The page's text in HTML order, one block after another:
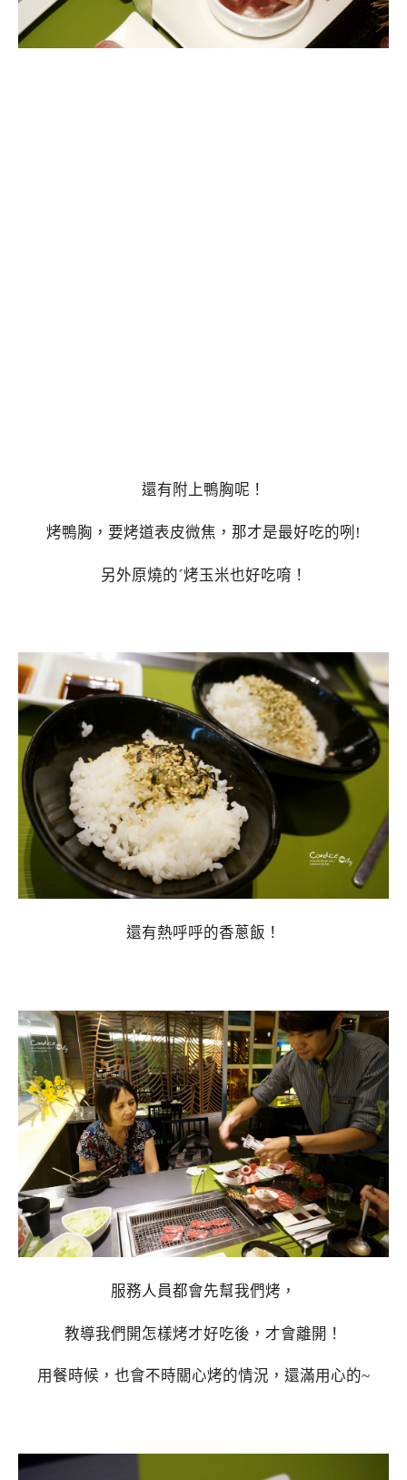
還有附上鴨胸呢！
烤鴨胸，要烤道表皮微焦，那才是最好吃的咧!
另外原燒的ˊ烤玉米也好吃唷！
還有熱呼呼的香蔥飯！
服務人員都會先幫我們烤，
教導我們開怎樣烤才好吃後，才會離開！
用餐時候，也會不時關心烤的情況，還滿用心的~